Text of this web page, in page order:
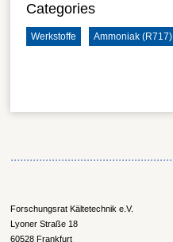
Categories
Werkstoffe Ammoniak (R717)
Forschungsrat Kältetechnik e.V.
Lyoner Straße 18
60528 Frankfurt